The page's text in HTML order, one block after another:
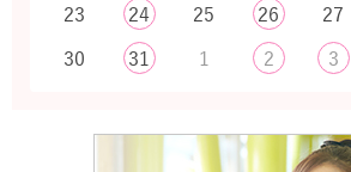
23
24 25 26 27
30
31 1 2 3